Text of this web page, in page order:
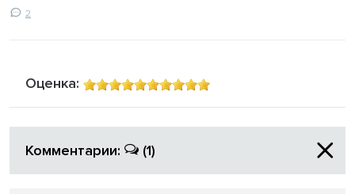
2
Оценка:
Комментарии: (1)